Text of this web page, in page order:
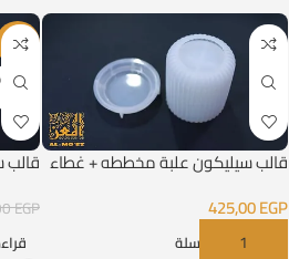
قالب سيليكون علبة مخططه + غطاء
425,00EGP
إضافة إلى السلة
-26%
O
UT
قالب
EGP